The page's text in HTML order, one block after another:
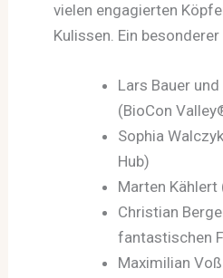
vielen engagierten
Kulissen. Ein
Lars Bauer
(BioCon
Sophia
Hub)
Marten
Christian
fantastischen
Maximilian